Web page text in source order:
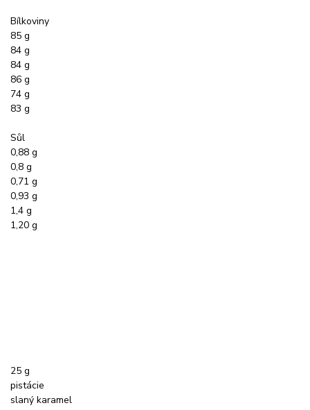
Bílkoviny
85 g
84 g
84 g
86 g
74 g
83 g
Sůl
0,88 g
0,8 g
0,71 g
0,93 g
1,4 g
1,20 g
25 g
pistácie
slaný karamel